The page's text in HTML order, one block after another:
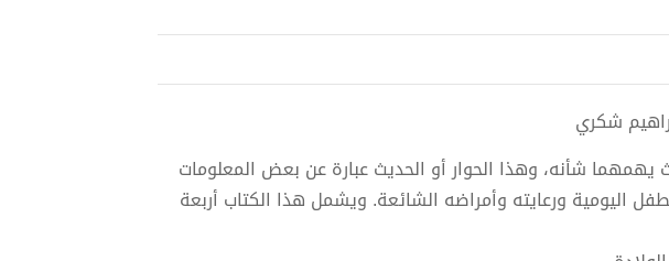
يهمهما شأنه، وهذا الحوار أو الحديث عبارة عن بعض المعلومات
اليومية ورعايته وأمراضه الشائعة. ويشمل هذا الكتاب أربعة